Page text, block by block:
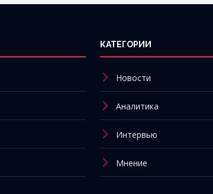
КАТЕГОРИИ
Новости
Аналитика
Интервью
Мнение